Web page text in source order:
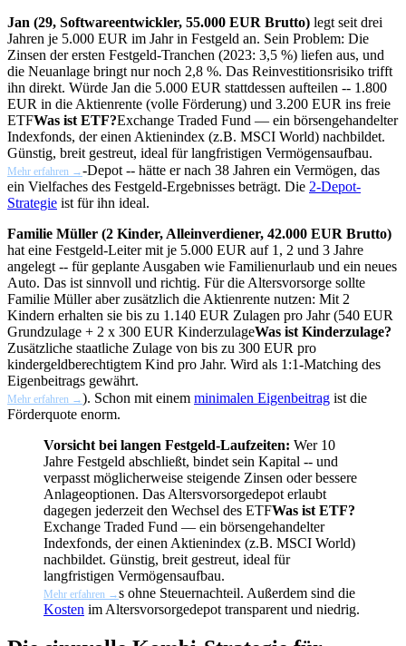
Jan (29, Softwareentwickler, 55.000 EUR Brutto) legt seit drei
Jahren je 5.000 EUR im Jahr in Festgeld an. Sein Problem: Die
Zinsen der ersten Festgeld-Tranchen (2023: 3,5 %) liefen aus, und
die Neuanlage bringt nur noch 2,8 %. Das Reinvestitionsrisiko trifft
ihn direkt. Würde Jan die 5.000 EUR stattdessen aufteilen -- 1.800
EUR in die Aktienrente (volle Förderung) und 3.200 EUR ins freie
ETFWas ist ETF?Exchange Traded Fund — ein börsengehandelter
Indexfonds, der einen Aktienindex (z.B. MSCI World) nachbildet.
Günstig, breit gestreut, ideal für langfristigen Vermögensaufbau.
Mehr erfahren →-Depot -- hätte er nach 38 Jahren ein Vermögen, das
ein Vielfaches des Festgeld-Ergebnisses beträgt. Die 2-Depot-
Strategie ist für ihn ideal.
Familie Müller (2 Kinder, Alleinverdiener, 42.000 EUR Brutto)
hat eine Festgeld-Leiter mit je 5.000 EUR auf 1, 2 und 3 Jahre
angelegt -- für geplante Ausgaben wie Familienurlaub und ein neues
Auto. Das ist sinnvoll und richtig. Für die Altersvorsorge sollte
Familie Müller aber zusätzlich die Aktienrente nutzen: Mit 2
Kindern erhalten sie bis zu 1.140 EUR Zulagen pro Jahr (540 EUR
Grundzulage + 2 x 300 EUR KinderzulageWas ist Kinderzulage?
Zusätzliche staatliche Zulage von bis zu 300 EUR pro
kindergeldberechtigtem Kind pro Jahr. Wird als 1:1-Matching des
Eigenbeitrags gewährt.
Mehr erfahren →). Schon mit einem minimalen Eigenbeitrag ist die
Förderquote enorm.
Vorsicht bei langen Festgeld-Laufzeiten: Wer 10
Jahre Festgeld abschließt, bindet sein Kapital -- und
verpasst möglicherweise steigende Zinsen oder bessere
Anlageoptionen. Das Altersvorsorgedepot erlaubt
dagegen jederzeit den Wechsel des ETFWas ist ETF?
Exchange Traded Fund — ein börsengehandelter
Indexfonds, der einen Aktienindex (z.B. MSCI World)
nachbildet. Günstig, breit gestreut, ideal für
langfristigen Vermögensaufbau.
Mehr erfahren →s ohne Steuernachteil. Außerdem sind die
Kosten im Altersvorsorgedepot transparent und niedrig.